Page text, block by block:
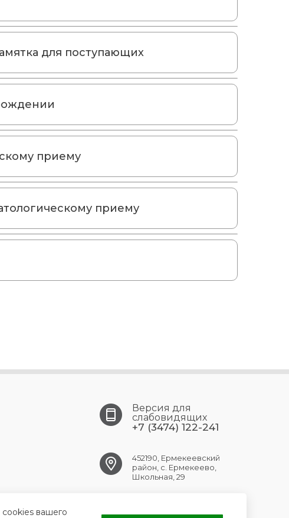
для поступающих
приему
приему
Версия для
слабовидящих
+7 (3474) 122-241
452190, Ермекеевский
район, с. Ермекеево,
Школьная, 29
вашего